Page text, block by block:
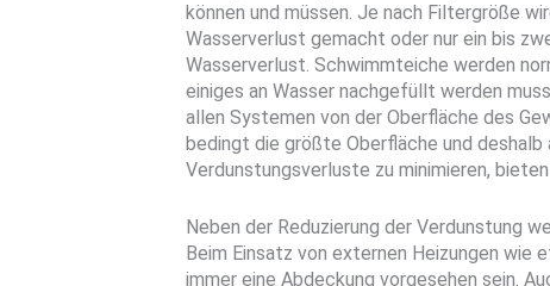
können und müssen. Je nach Filtergröße
Wasserverlust gemacht oder nur ein bis
Wasserverlust. Schwimmteiche werden
einiges an Wasser nachgefüllt werden
allen Systemen von der Oberfläche des
bedingt die größte Oberfläche und
Verdunstungsverluste zu minimieren,
Neben der Reduzierung der Verdunstung
Beim Einsatz von externen Heizungen wie
immer eine Abdeckung vorgesehen sein.